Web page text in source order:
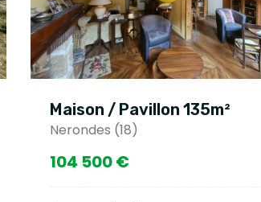
Maison / Pavillon 135m²
Nerondes (18)
104 500 €